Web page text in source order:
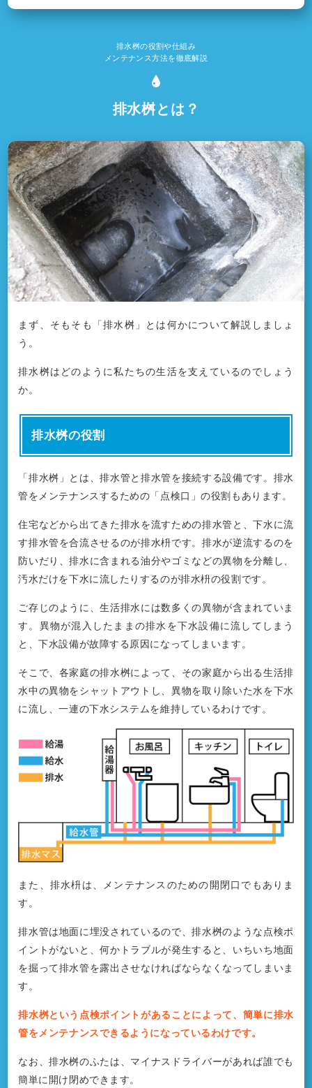
排水桝の役割や仕組み
メンテナンス方法を徹底解説
排水桝とは？
まず、そもそも「排水桝」とは何かについて解説しましょ
う。
排水桝はどのように私たちの生活を支えているのでしょう
か。
排水桝の役割
「排水桝」とは、排水管と排水管を接続する設備です。排水
管をメンテナンスするための「点検口」の役割もあります。
住宅などから出てきた排水を流すための排水管と、下水に流
す排水管を合流させるのが排水枡です。排水が逆流するのを
防いだり、排水に含まれる油分やゴミなどの異物を分離し、
汚水だけを下水に流したりするのが排水枡の役割です。
ご存じのように、生活排水には数多くの異物が含まれていま
す。異物が混入したままの排水を下水設備に流してしまう
と、下水設備が故障する原因になってしまいます。
そこで、各家庭の排水桝によって、その家庭から出る生活排
水中の異物をシャットアウトし、異物を取り除いた水を下水
に流し、一連の下水システムを維持しているわけです。
また、排水枡は、メンテナンスのための開閉口でもありま
す。
排水管は地面に埋没されているので、排水桝のような点検ポ
イントがないと、何かトラブルが発生すると、いちいち地面
を掘って排水管を露出させなければならなくなってしまいま
す。
排水桝という点検ポイントがあることによって、簡単に排水
管をメンテナンスできるようになっているわけです。
なお、排水桝のふたは、マイナスドライバーがあれば誰でも
簡単に開け閉めできます。